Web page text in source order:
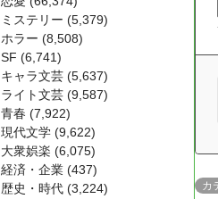
カ
ミステリー (5,379)
ホラー (8,508)
SF (6,741)
キャラ文芸 (5,637)
ライト文芸 (9,587)
青春 (7,922)
現代文学 (9,622)
大衆娯楽 (6,075)
経済・企業 (437)
歴史・時代 (3,224)